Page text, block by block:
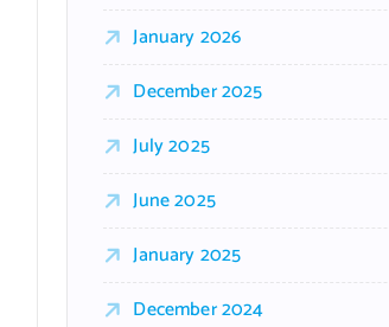
January 2026
December 2025
July 2025
June 2025
January 2025
December 2024